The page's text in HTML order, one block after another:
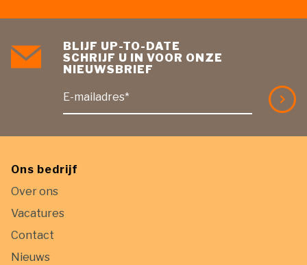
BLIJF UP-TO-DATE
SCHRIJF U IN VOOR ONZE
NIEUWSBRIEF
E-mailadres*
Ons bedrijf
Over ons
Vacatures
Contact
Nieuws